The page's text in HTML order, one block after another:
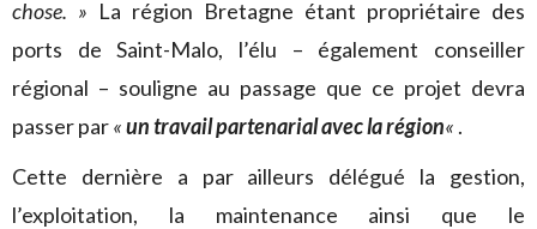
chose. » La région Bretagne étant propriétaire des
ports de Saint-Malo, l’élu – également conseiller
régional – souligne au passage que ce projet devra
passer par«un travail partenarial avec la région« .
Cette dernière a par ailleurs délégué la gestion,
l’exploitation, la maintenance ainsi que le